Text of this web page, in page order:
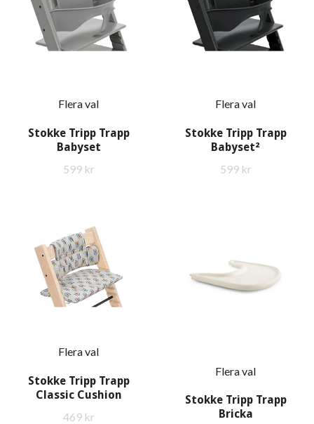
Flera val
Stokke Tripp Trapp
Babyset
599 kr
Flera val
Stokke Tripp Trapp
Babyset²
599 kr
Flera val
Stokke Tripp Trapp
Classic Cushion
469 kr
Flera val
Stokke Tripp Trapp
Bricka